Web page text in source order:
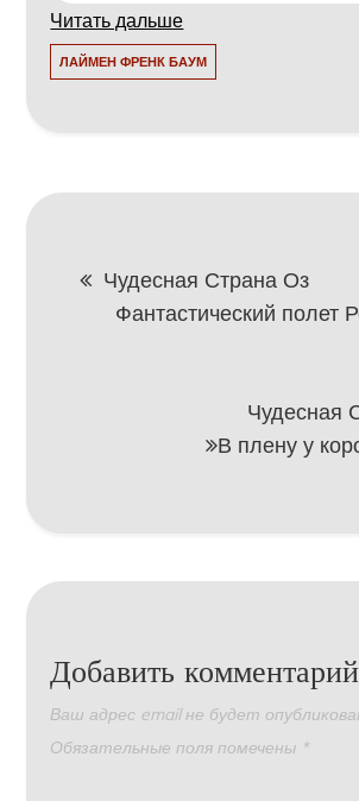
Читать дальше
ЛАЙМЕН ФРЕНК БАУМ
Навигация
Чудесная Страна Оз
Фантастический полет
Чудесная
В плену у
Добавить комментарий
Ваш адрес email не будет
Обязательные поля помечены *